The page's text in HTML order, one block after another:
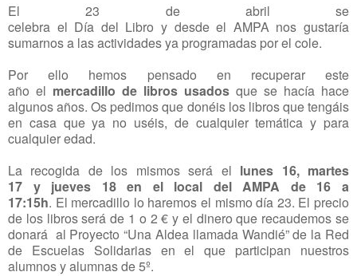
El 23 de abril se
celebra el Día del Libro y desde el AMPAnos gustaría
sumarnos a las actividades ya programadas porel cole.
Por ello hemos pensado en recuperar este
año el mercadillo de libros usados que se hacía hace
algunos años. Os pedimos que donéis los libros que tengáis
en casa que ya no uséis, de cualquier temáticay para
cualquier edad.
La recogida de los mismos será el lunes 16, martes
17 yjueves 18 en ellocal del AMPA de 16 a
17:15h. El mercadillo lo haremosel mismodía 23. El precio
de los libros será de 1 o 2 €y el dinero que recaudemos se
donará al Proyecto “Una Aldea llamada Wandié” de la Red
de Escuelas Solidarias enel que participan nuestros
alumnosyalumnas de 5º.